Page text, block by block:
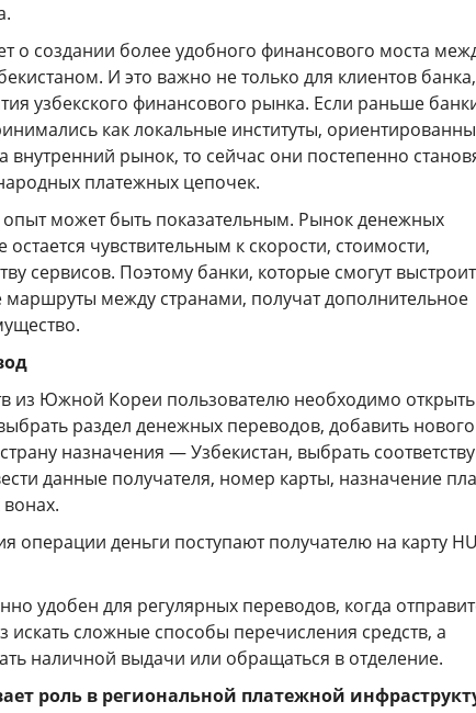
о создании более удобного финансового моста
И это важно не только для клиентов
узбекского финансового рынка. Если раньше
как локальные институты,
рынок, то сейчас они постепенно
платежных цепочек.
опыт может быть показательным. Рынок денежных
чувствительным к скорости, стоимости,
сервисов. Поэтому банки, которые смогут
между странами, получат дополнительное
из Южной Кореи пользователю необходимо открыть
раздел денежных переводов, добавить нового
страну назначения — Узбекистан, выбрать
данные получателя, номер карты, назначение
операции деньги поступают получателю на карту
удобен для регулярных переводов, когда
искать сложные способы перечисления средств, а
наличной выдачи или обращаться в отделение.
роль в региональной платежной